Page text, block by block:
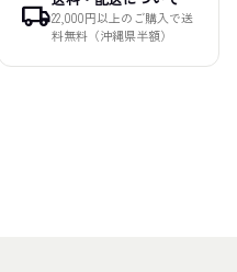
local_shipping22,000円以上のご購入で送
料無料（沖縄県半額）